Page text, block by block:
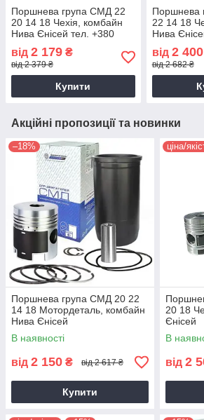
Поршнева група СМД 22
20 14 18 Чехія, комбайн
Нива Єнісей тел. +380
(98) 009-79-18
від 2 179 ₴
від 2 379 ₴
Купити
Поршнева
22 14 18
Нива
від 2 400
від 2 682 ₴
Акційні пропозиції та новинки
–18%
Поршнева група СМД 20 22
14 18 Мотордеталь, комбайн
Нива Єнісей
В наявності
від 2 150 ₴ від 2 617 ₴
Купити
ціна/
20 18
Єнісей
В
від 2